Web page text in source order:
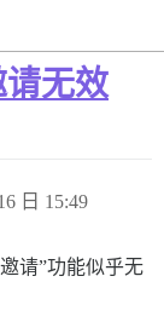
无效
日 15:49
请”功能似乎无